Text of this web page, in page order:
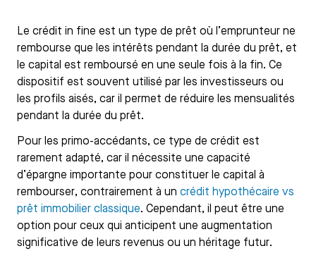
Le crédit in fine est un type de prêt où l’emprunteur ne
rembourse que les intérêts pendant la durée du prêt, et
le capital est remboursé en une seule fois à la fin. Ce
dispositif est souvent utilisé par les investisseurs ou
les profils aisés, car il permet de réduire les mensualités
pendant la durée du prêt.
Pour les primo-accédants, ce type de crédit est
rarement adapté, car il nécessite une capacité
d’épargne importante pour constituer le capital à
rembourser, contrairement à un crédit hypothécaire vs
prêt immobilier classique. Cependant, il peut être une
option pour ceux qui anticipent une augmentation
significative de leurs revenus ou un héritage futur.